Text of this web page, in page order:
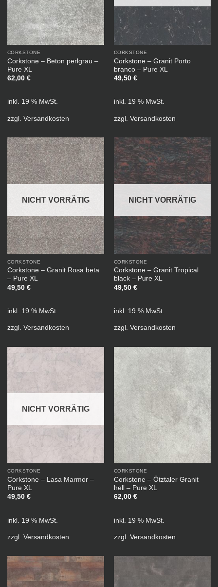
CORKSTONE
Corkstone – Beton perlgrau –
Pure XL
62,00 €
inkl. 19 % MwSt.
zzgl. Versandkosten
CORKSTONE
Corkstone – Granit Porto
branco – Pure XL
49,50 €
inkl. 19 % MwSt.
zzgl. Versandkosten
NICHT VORRÄTIG
CORKSTONE
Corkstone – Granit Rosa beta
– Pure XL
49,50 €
inkl. 19 % MwSt.
zzgl. Versandkosten
NICHT VORRÄTIG
CORKSTONE
Corkstone – Granit Tropical
black – Pure XL
49,50 €
inkl. 19 % MwSt.
zzgl. Versandkosten
NICHT VORRÄTIG
CORKSTONE
Corkstone – Lasa Marmor –
Pure XL
49,50 €
inkl. 19 % MwSt.
zzgl. Versandkosten
CORKSTONE
Corkstone – Ötztaler Granit
hell – Pure XL
62,00 €
inkl. 19 % MwSt.
zzgl. Versandkosten